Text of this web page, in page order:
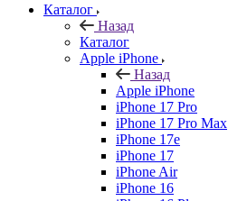
Каталог
Назад
Каталог
Apple iPhone
Назад
Apple iPhone
iPhone 17 Pro
iPhone 17 Pro Max
iPhone 17e
iPhone 17
iPhone Air
iPhone 16